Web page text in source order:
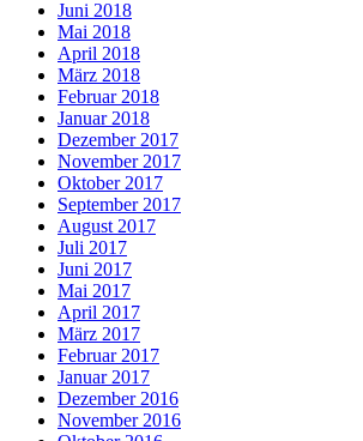
Juni 2018
Mai 2018
April 2018
März 2018
Februar 2018
Januar 2018
Dezember 2017
November 2017
Oktober 2017
September 2017
August 2017
Juli 2017
Juni 2017
Mai 2017
April 2017
März 2017
Februar 2017
Januar 2017
Dezember 2016
November 2016